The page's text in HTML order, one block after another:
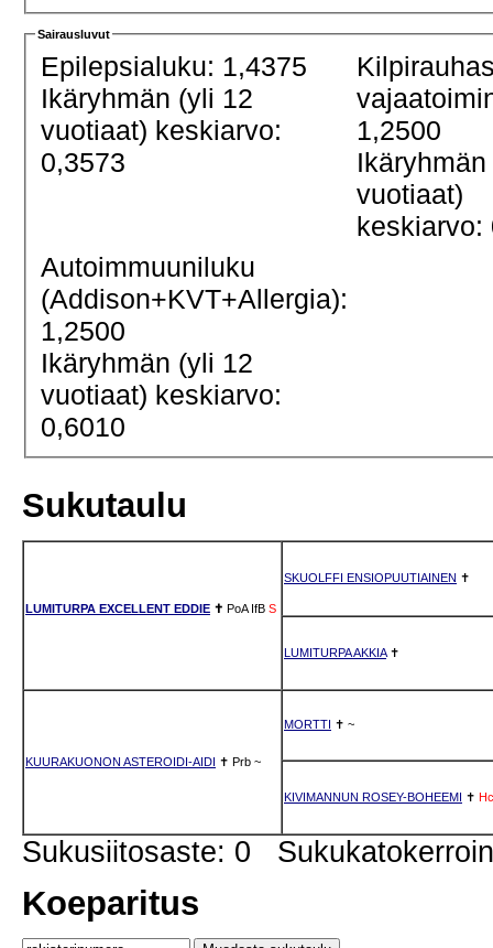
Sairausluvut
Epilepsialuku: 1,4375
Ikäryhmän (yli 12
vuotiaat) keskiarvo:
0,3573
1,2500
vuotiaat)
keskiarvo:
Autoimmuuniluku
(Addison+KVT+Allergia):
1,2500
Ikäryhmän (yli 12
vuotiaat) keskiarvo:
0,6010
Sukutaulu
LUMITURPA EXCELLENT EDDIE ✝ PoA IfB S
SKUOLFFI ENSIOPUUTIAINEN ✝
LUMITURPA AKKIA✝
KUURAKUONON ASTEROIDI-AIDI ✝ Prb ~
MORTTI ✝ ~
KIVIMANNUN ROSEY-BOHEEMI ✝ Hc
Sukusiitosaste: 0
Koeparitus